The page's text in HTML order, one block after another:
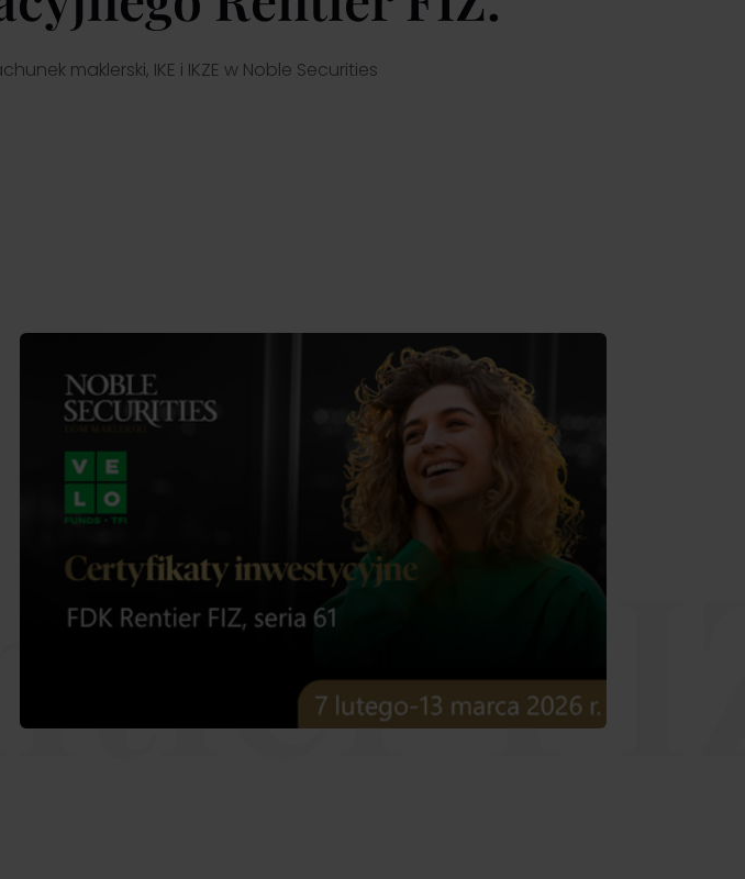
Przejdź
Przejdź
maklerski, IKE i IKZE w Noble Securities